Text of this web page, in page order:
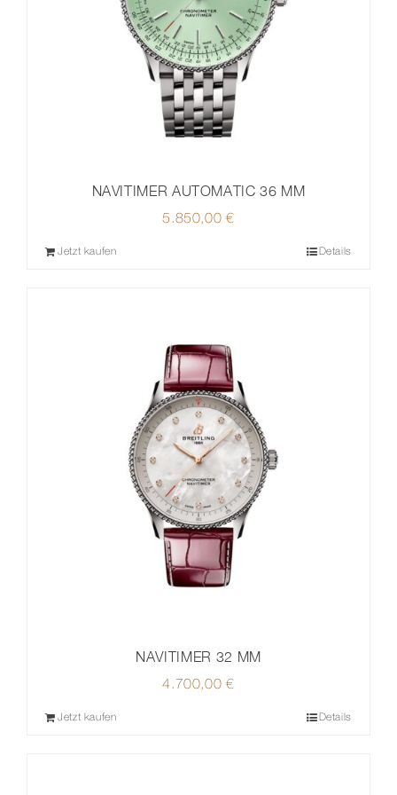
NAVITIMER AUTOMATIC 36 MM
5.850,00€
Jetzt kaufen Details
NAVITIMER 32 MM
4.700,00€
Jetzt kaufen Details